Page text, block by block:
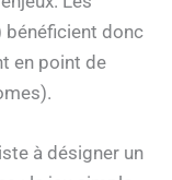
bénéficient donc
en point de
à désigner un